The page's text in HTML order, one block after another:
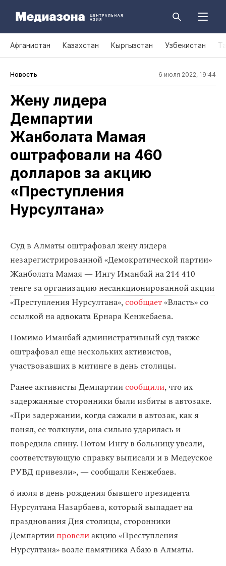
Афганистан Казахстан Кыргызстан Узбекистан
Новость 6 июля 2022, 19:44
Жену лидера
Демпартии
Жанболата Мамая
оштрафовали на 460
долларов за акцию
«Преступления
Нурсултана»
Суд в Алматы оштрафовал жену лидера
незарегистрированной «Демократической партии»
Жанболата Мамая — Ингу Иманбай на214 410
тенгезаорганизацию несанкционированной акции
«Преступления Нурсултана»,сообщает«Власть» со
ссылкой на адвоката Ернара Кенжебаева.
Помимо Иманбай административный суд также
оштрафовал еще нескольких активистов,
участвовавших в митинге в день столицы.
Ранее активисты Демпартиисообщили, что их
задержанные сторонники были избиты в автозаке.
«При задержании, когда сажали в автозак, как я
понял, ее толкнули, она сильно ударилась и
повредила спину. Потом Ингу в больницу увезли,
соответствующую справку выписали и в Медеуское
РУВД привезли», — сообщали Кенжебаев.
6 июля в день рождения бывшего президента
Нурсултана Назарбаева, который выпадает на
празднования Дня столицы, сторонники
Демпартиипровелиакцию «Преступления
Нурсултана» возле памятника Абаю в Алматы.